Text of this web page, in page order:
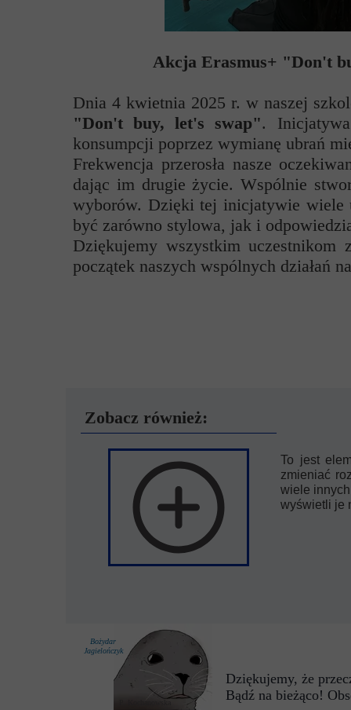
To jest
zmieniać
wiele
wyświetli je
Zobacz również:
Dziękujemy, że
Bądź na bieżąco!
Bożydar
Jagielończyk
Akcja Erasmus+ "Don't
Dnia 4 kwietnia 2025 r. w naszej
"Don't buy, let's swap".
konsumpcji poprzez wymianę ubrań
Frekwencja przerosła nasze
dając im drugie życie. Wspólnie
wyborów. Dzięki tej inicjatywie wiele
być zarówno stylowa, jak i
Dziękujemy wszystkim uczestnikom
początek naszych wspólnych działań
Przerwy szkolne